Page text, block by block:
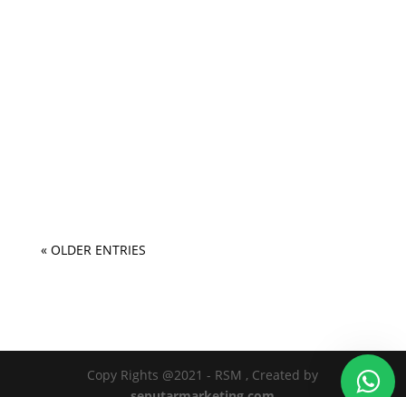
« OLDER ENTRIES
Copy Rights @2021 - RSM , Created by